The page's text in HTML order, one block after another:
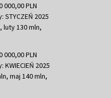
000,00 PLN
2025
luty 130 mln,
000,00 PLN
2025
maj 140 mln,